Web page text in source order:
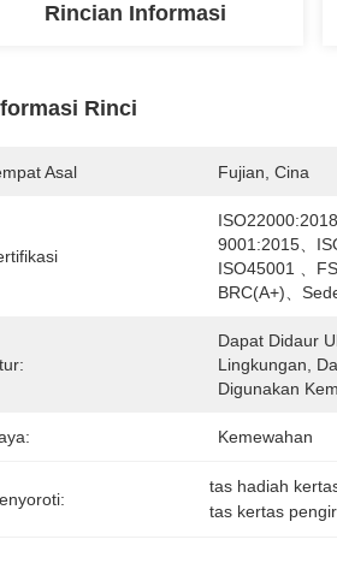
Rincian Informasi
Rinci
Asal Fujian, Cina
9001:2015、
ISO45001 、
BRC(A+)、
Dapat Didaur
Lingkungan,
Digunakan
Kemewahan
tas hadiah
tas kertas